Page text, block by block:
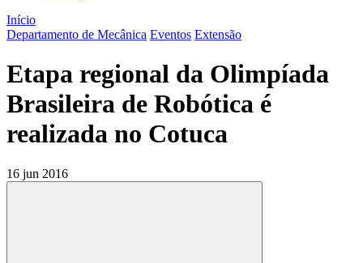
Início
Departamento de Mecânica Eventos Extensão
Etapa regional da Olimpíada
Brasileira de Robótica é
realizada no Cotuca
16 jun 2016